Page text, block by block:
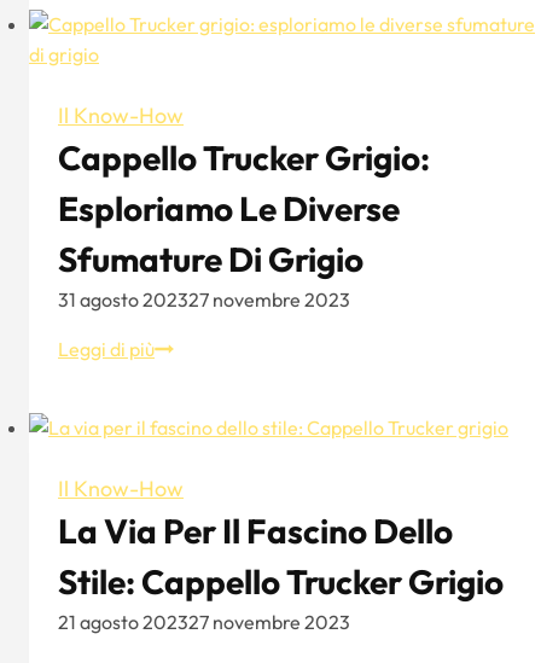
gli
uomini
per
trucker
da
Il Know-How
Cappello Trucker Grigio:
Esploriamo Le Diverse
Sfumature Di Grigio
31 agosto 202327 novembre 2023
Leggi di piùCappello
esploriamo
diverse
sfumature
grigio
Il Know-How
La Via Per Il Fascino Dello
Stile: Cappello Trucker Grigio
21 agosto 202327 novembre 2023